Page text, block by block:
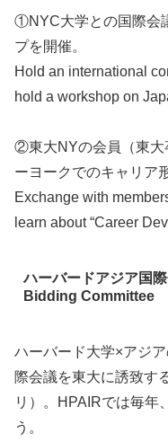
①NYC大学との国際会
プを開催。
Hold an international
hold a workshop on
②東大NYの会員（東大
ーヨークでのキャリア
Exchange with
learn about “Career
ハーバードアジア国
Bidding Committee
ハーバード大学×アジ
際会議を東大に誘致す
リ）。HPAIRでは毎年
う。